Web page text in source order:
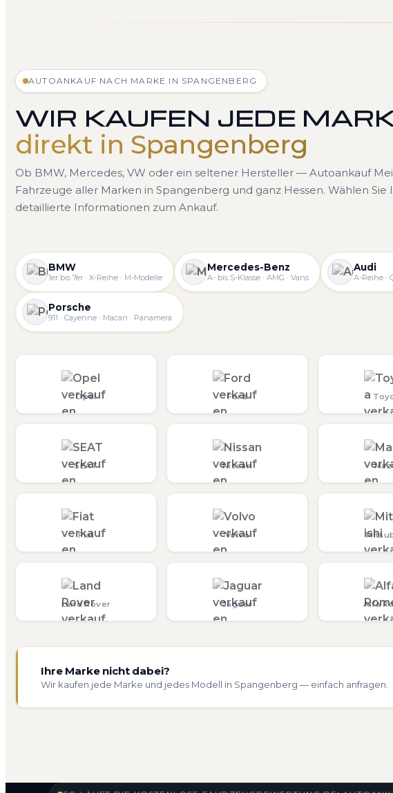
AUTOANKAUF NACH MARKE IN SPANGENBERG
WIR KAUFEN JEDE
direkt in Spangenberg
Ob BMW, Mercedes, VW oder ein seltener Hersteller — Autoankauf
Fahrzeuge aller Marken in Spangenberg und ganz Hessen. Wählen Sie
detaillierte Informationen zum Ankauf.
BMW
1er bis 7er · X-Reihe · M-Modelle
Mercedes-Benz
A- bis S-Klasse · AMG · Vans
Audi
A-Reihe ·
Porsche
911 · Cayenne · Macan · Panamera
Opel Ford
SEAT Nissan
Fiat Volvo
Land Rover Jaguar Alfa
Ihre Marke nicht dabei?
Wir kaufen jede Marke und jedes Modell in Spangenberg — einfach anfragen.